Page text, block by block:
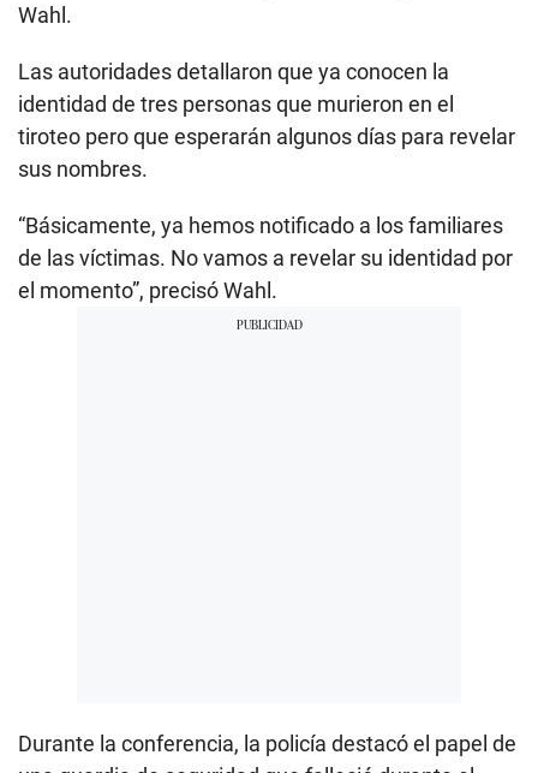
Wahl.
Las autoridades detallaron que ya conocen la
identidad de tres personas que murieron en el
tiroteo pero que esperarán algunos días para revelar
sus nombres.
“Básicamente, ya hemos notificado a los familiares
de las víctimas. No vamos a revelar su identidad por
el momento”, precisó Wahl.
Durante la conferencia, la policía destacó el papel de